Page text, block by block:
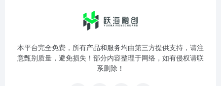
本平台完全免费，所有产品和服务均由第三方提供支持，请注
意甄别质量，避免损失！部分内容整理于网络，如有侵权请联
系删除！